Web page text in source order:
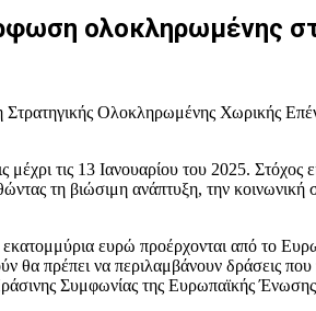
ολοκληρωμένης
Ολοκληρωμένης Χωρικής
τις 13 Ιανουαρίου του 2025. Στόχος
τη βιώσιμη ανάπτυξη, την
ευρώ προέρχονται από το
πρέπει να περιλαμβάνουν δράσεις που
Συμφωνίας της Ευρωπαϊκής